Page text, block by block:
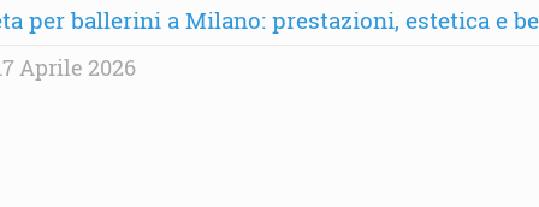
per ballerini a Milano: prestazioni, estetica e
Aprile 2026